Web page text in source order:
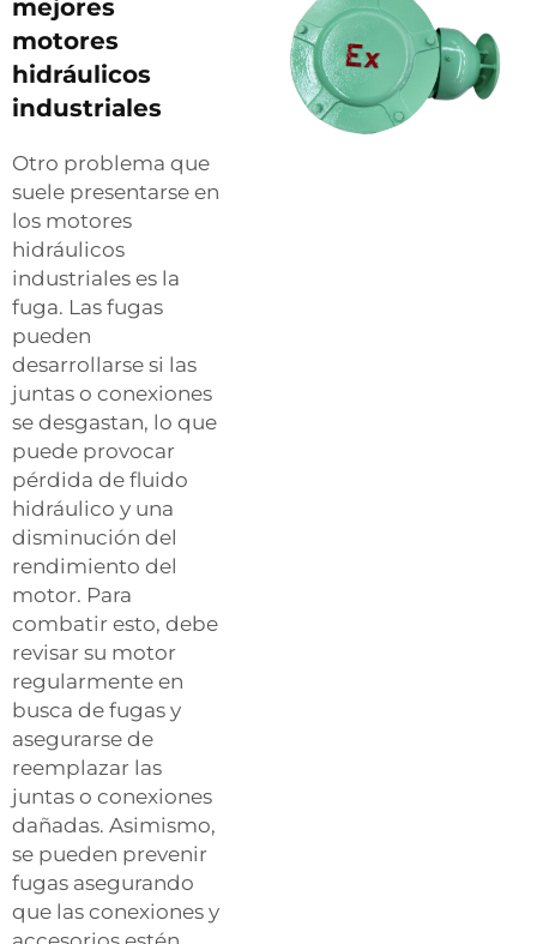
mejores
motores
hidráulicos
industriales
Otro problema que
suele presentarse en
los motores
hidráulicos
industriales es la
fuga. Las fugas
pueden
desarrollarse si las
juntas o conexiones
se desgastan, lo que
puede provocar
pérdida de fluido
hidráulico y una
disminución del
rendimiento del
motor. Para
combatir esto, debe
revisar su motor
regularmente en
busca de fugas y
asegurarse de
reemplazar las
juntas o conexiones
dañadas. Asimismo,
se pueden prevenir
fugas asegurando
que las conexiones y